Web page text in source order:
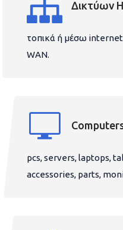
Δικτύων
τοπικά ή μέσω internet
WAN.
pcs, servers, laptops,
accessories, parts,